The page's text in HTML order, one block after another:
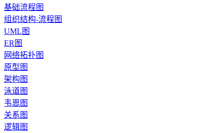
基础流程图
组织结构-流程图
UML图
ER图
网络拓扑图
原型图
架构图
泳道图
韦恩图
关系图
逻辑图